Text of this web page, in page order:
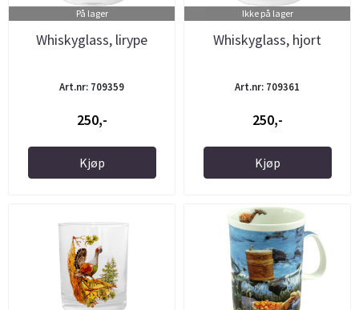
På lager
Whiskyglass, lirype
Art.nr: 709359
250,-
Kjøp
Ikke på lager
Whiskyglass, hjort
Art.nr: 709361
250,-
Kjøp